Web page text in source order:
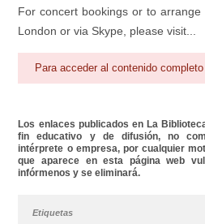
For concert bookings or to
London or via Skype, please visit...
Para acceder al contenido
Los enlaces publicados en La
fin educativo y de difusión, no
intérprete o empresa, por cualquier
que aparece en esta página web
infórmenos y se eliminará.
Etiquetas